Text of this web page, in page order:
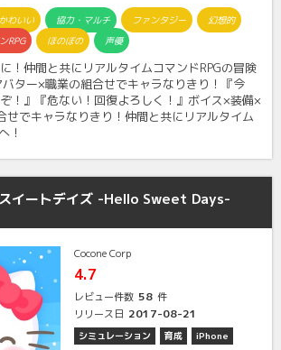
かわいい 協力・マルチ ファンタジー
幻想的
RPG ほのぼの 声優
！仲間と共にリアルタイムコマンドRPGの冒険
ター×職業の組合せでキャラなりきり！『今
！』『危ない！回復よろしく！』ボイス×装備×
せでキャラなりきり！仲間と共にリアルタイム
！
イートデイズ -Hello Sweet Days-
Cocone Corp
4.7
レビュー件数 58 件
リリース日 2017-08-21
シミュレーション 育成 iPhone